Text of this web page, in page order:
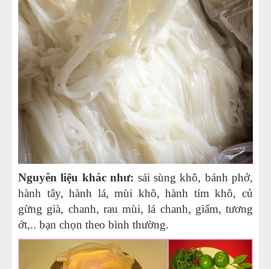
Nguyên liệu khác như: sái sùng khô, bánh phở,
hành tây, hành lá, mùi khô, hành tím khô, củ
gừng già, chanh, rau mùi, lá chanh, giấm, tương
ớt,.. bạn chọn theo bình thường.